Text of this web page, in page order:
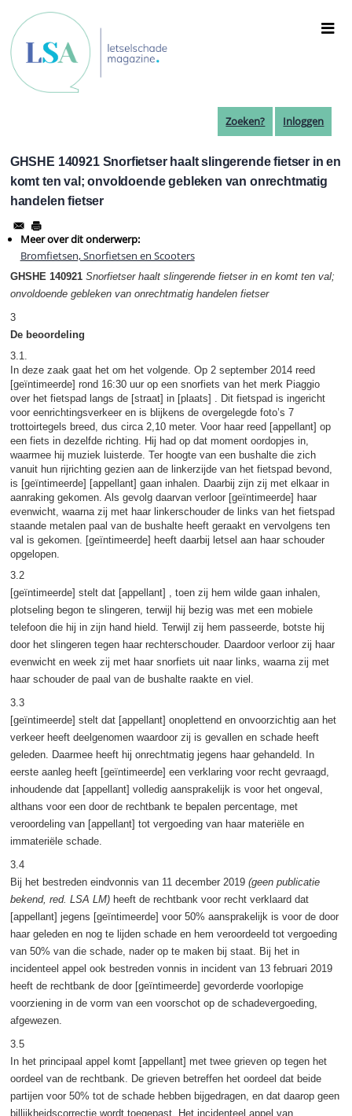
naar
de
inhoud
gaan
Zoeken? Inloggen
GHSHE 140921 Snorfietser haalt slingerende fietser in en
komt ten val; onvoldoende gebleken van onrechtmatig
handelen fietser
Meer over dit onderwerp:
Bromfietsen, Snorfietsen en Scooters
GHSHE 140921 Snorfietser haalt slingerende fietser in en komt ten val;
onvoldoende gebleken van onrechtmatig handelen fietser
3
De beoordeling
3.1.
In deze zaak gaat het om het volgende. Op 2 september 2014 reed
[geïntimeerde] rond 16:30 uur op een snorfiets van het merk Piaggio
over het fietspad langs de [straat] in [plaats] . Dit fietspad is ingericht
voor eenrichtingsverkeer en is blijkens de overgelegde foto’s 7
trottoirtegels breed, dus circa 2,10 meter. Voor haar reed [appellant] op
een fiets in dezelfde richting. Hij had op dat moment oordopjes in,
waarmee hij muziek luisterde. Ter hoogte van een bushalte die zich
vanuit hun rijrichting gezien aan de linkerzijde van het fietspad bevond,
is [geïntimeerde] [appellant] gaan inhalen. Daarbij zijn zij met elkaar in
aanraking gekomen. Als gevolg daarvan verloor [geïntimeerde] haar
evenwicht, waarna zij met haar linkerschouder de links van het fietspad
staande metalen paal van de bushalte heeft geraakt en vervolgens ten
val is gekomen. [geïntimeerde] heeft daarbij letsel aan haar schouder
opgelopen.
3.2
[geïntimeerde] stelt dat [appellant] , toen zij hem wilde gaan inhalen,
plotseling begon te slingeren, terwijl hij bezig was met een mobiele
telefoon die hij in zijn hand hield. Terwijl zij hem passeerde, botste hij
door het slingeren tegen haar rechterschouder. Daardoor verloor zij haar
evenwicht en week zij met haar snorfiets uit naar links, waarna zij met
haar schouder de paal van de bushalte raakte en viel.
3.3
[geïntimeerde] stelt dat [appellant] onoplettend en onvoorzichtig aan het
verkeer heeft deelgenomen waardoor zij is gevallen en schade heeft
geleden. Daarmee heeft hij onrechtmatig jegens haar gehandeld. In
eerste aanleg heeft [geïntimeerde] een verklaring voor recht gevraagd,
inhoudende dat [appellant] volledig aansprakelijk is voor het ongeval,
althans voor een door de rechtbank te bepalen percentage, met
veroordeling van [appellant] tot vergoeding van haar materiële en
immateriële schade.
3.4
Bij het bestreden eindvonnis van 11 december 2019 (geen publicatie
bekend, red. LSA LM) heeft de rechtbank voor recht verklaard dat
[appellant] jegens [geïntimeerde] voor 50% aansprakelijk is voor de door
haar geleden en nog te lijden schade en hem veroordeeld tot vergoeding
van 50% van die schade, nader op te maken bij staat. Bij het in
incidenteel appel ook bestreden vonnis in incident van 13 februari 2019
heeft de rechtbank de door [geïntimeerde] gevorderde voorlopige
voorziening in de vorm van een voorschot op de schadevergoeding,
afgewezen.
3.5
In het principaal appel komt [appellant] met twee grieven op tegen het
oordeel van de rechtbank. De grieven betreffen het oordeel dat beide
partijen voor 50% tot de schade hebben bijgedragen, en dat daarop geen
billijkheidscorrectie wordt toegepast. Het incidenteel appel van